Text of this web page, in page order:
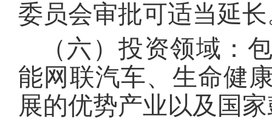
委员会审批可适当延
（六）投资领域：
能网联汽车、生命健
展的优势产业以及国